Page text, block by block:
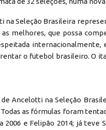
na Seleção Brasileira
melhores, que possa
o futebol brasileiro. O
de Ancelotti na Seleção
Todas as fórmulas foram
2006 e Felipão 2014; já teve